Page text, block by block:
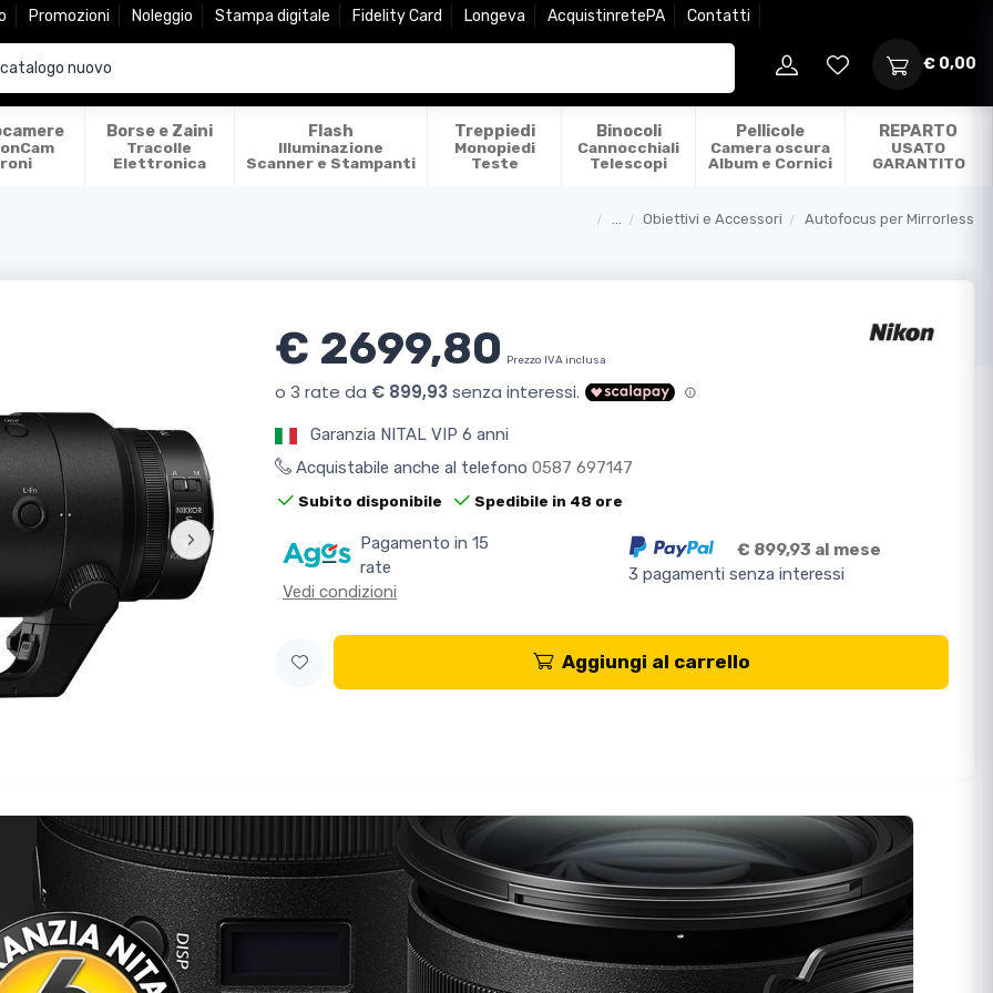
Promozioni Noleggio Stampa digitale Fidelity Card Longeva AcquistinretePA Contatti
€ 0,00
Borse e Zaini
Tracolle
Elettronica
Flash
Illuminazione
Scanner e Stampanti
Treppiedi
Monopiedi
Teste
Binocoli
Cannocchiali
Telescopi
Pellicole
Camera oscura
Album e Cornici
REPARTO
USATO
GARANTITO
Obiettivi e Accessori Autofocus per Mirrorless
›
€ 2699,80 Prezzo IVA inclusa
Garanzia NITAL VIP 6 anni
Acquistabile anche al telefono 0587 697147
Subito disponibile Spedibile in 48 ore
Pagamento in 15
rate
Vedi condizioni
€ 899,93 al mese
3 pagamenti senza interessi
Aggiungi al carrello